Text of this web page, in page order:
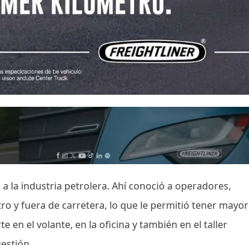
la industria petrolera. Ahí conoció a operadores,
y fuera de carretera, lo que le permitió tener mayor
en el volante, en la oficina y también en el taller